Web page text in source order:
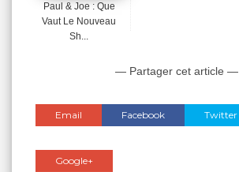
Paul & Joe : Que
Vaut Le Nouveau
Sh...
— Partager cet article —
Email Facebook Twitter
Google+